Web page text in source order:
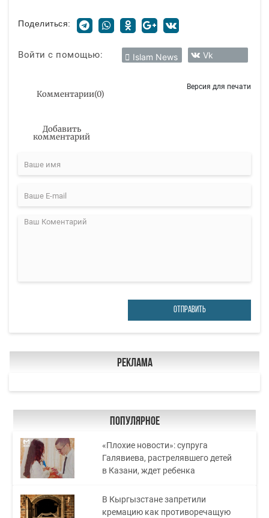
Поделиться:
Войти с помощью: Islam News Vk
Комментарии(0)
Версия для печати
Добавить
комментарий
ОТПРАВИТЬ
Реклама
Популярное
«Плохие новости»: супруга
Галявиева, растрелявшего детей
в Казани, ждет ребенка
В Кыргызстане запретили
кремацию как противоречащую